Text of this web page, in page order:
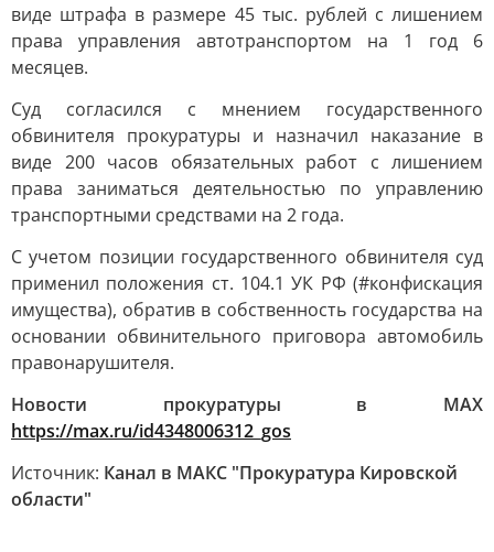
виде штрафа в размере 45 тыс. рублей с лишением
права управления автотранспортом на 1 год 6
месяцев.
Суд согласился с мнением государственного
обвинителя прокуратуры и назначил наказание в
виде 200 часов обязательных работ с лишением
права заниматься деятельностью по управлению
транспортными средствами на 2 года.
С учетом позиции государственного обвинителя суд
применил положения ст. 104.1 УК РФ (#конфискация
имущества), обратив в собственность государства на
основании обвинительного приговора автомобиль
правонарушителя.
Новости прокуратуры в МАХ
https://max.ru/id4348006312_gos
Источник: Канал в МАКС "Прокуратура Кировской
области"